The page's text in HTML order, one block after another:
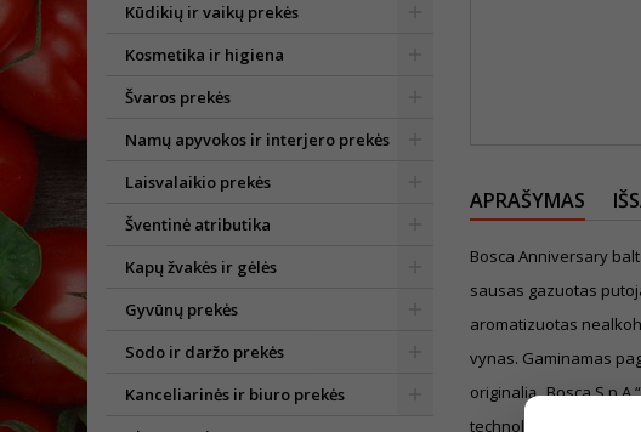
Kūdikių ir vaikų prekės
Kosmetika ir higiena
Švaros prekės
Namų apyvokos ir interjero prekės
Laisvalaikio prekės
Šventinė atributika
Kapų žvakės ir gėlės
Gyvūnų prekės
Sodo ir daržo prekės
Kanceliarinės ir biuro prekės
APRAŠYMAS
Bosca Anniversary
sausas gazuotas
aromatizuotas
vynas. Gaminamas
originalią „Bosca S.p.A.“
technologiją iš vynuogių